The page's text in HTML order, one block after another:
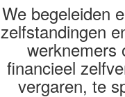
We begeleiden
zelfstandingen
werknemers
financieel
vergaren, te